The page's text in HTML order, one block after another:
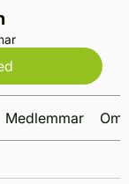
Medlemmar Om